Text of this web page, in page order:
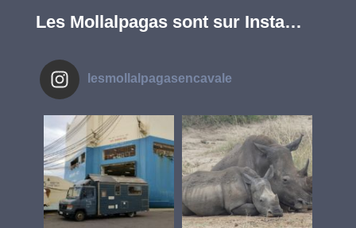
Les Mollalpagas sont sur Insta…
lesmollalpagasencavale